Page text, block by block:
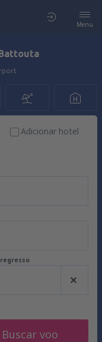
Menu
Adicionar hotel
Buscar voo